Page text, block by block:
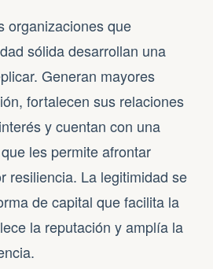
organizaciones que
sólida desarrollan una
Generan mayores
fortalecen sus relaciones
y cuentan con una
les permite afrontar
resiliencia. La legitimidad se
de capital que facilita la
la reputación y amplía la